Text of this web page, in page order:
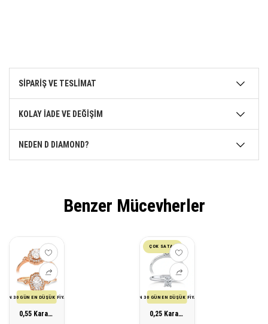
SİPARİŞ VE TESLİMAT
KOLAY İADE VE DEĞİŞİM
NEDEN D DIAMOND?
Benzer Mücevherler
SON 30 GÜN EN DÜŞÜK FİYATI
0,55 Karat Oval Vintage Tektaş Pırlanta Yüzük
ÇOK SATAN
SON 30 GÜN EN DÜŞÜK FİYATI
0,25 Karat Oval Tektaş Pırlanta Yüzük